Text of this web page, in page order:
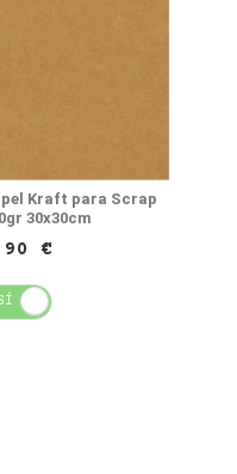
Kraft para Scrap
30x30cm
€